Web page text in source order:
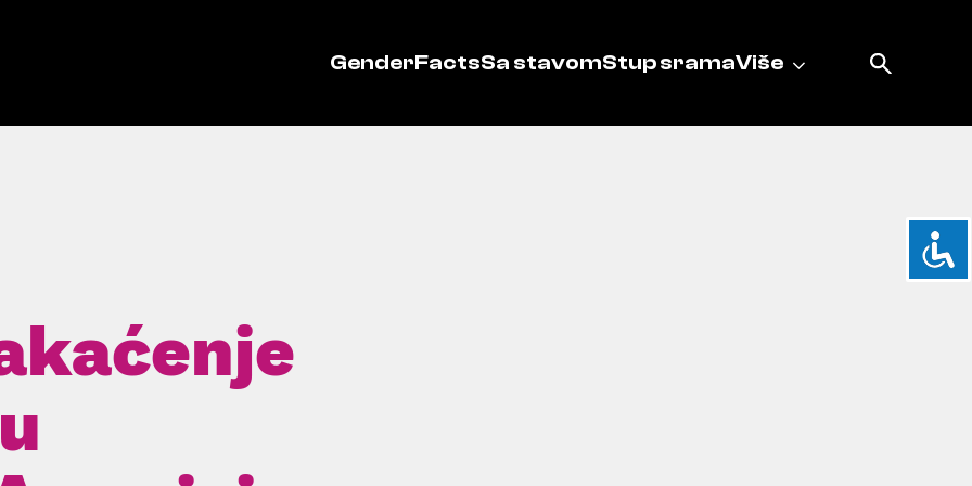
GenderFactsSa stavomStup sramaViše